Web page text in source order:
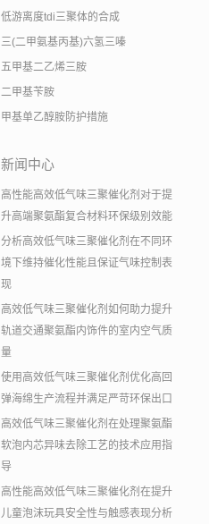
低游离度tdi三聚体的合成
三(二甲氨基丙基)六氢三嗪
五甲基二乙烯三胺
二甲基苄胺
甲基单乙醇胺防护措施
新闻中心
高性能高效低气味三聚催化剂对于提
升高端聚氨酯复合材料环保级别效能
分析高效低气味三聚催化剂在不同环
境下维持催化性能且保证气味控制表
现
高效低气味三聚催化剂如何助力提升
轨道交通聚氨酯内饰件的室内空气质
量
使用高效低气味三聚催化剂优化高回
弹海绵生产流程并满足严苛环保出口
高效低气味三聚催化剂在处理聚氨酯
软泡内芯异味去除工艺的技术应用指
导
高性能高效低气味三聚催化剂在提升
儿童泡沫玩具安全性与触感表现分析